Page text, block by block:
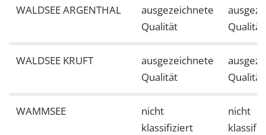
WALDSEE ARGENTHAL
ausgezeichnete
Qualität
Qualität
WALDSEE KRUFT
ausgezeichnete
Qualität
Qualität
WAMMSEE
nicht
klassifiziert
nicht